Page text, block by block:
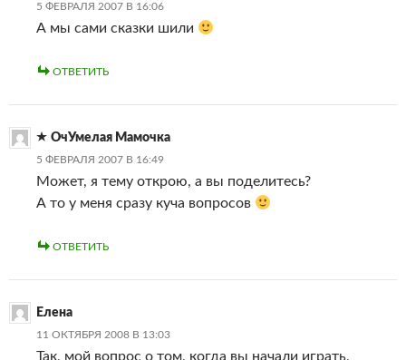
5 ФЕВРАЛЯ 2007 В 16:06
А мы сами сказки шили
ОТВЕТИТЬ
ОчУмелая Мамочка
5 ФЕВРАЛЯ 2007 В 16:49
Может, я тему открою, а вы поделитесь?
А то у меня сразу куча вопросов
ОТВЕТИТЬ
Елена
11 ОКТЯБРЯ 2008 В 13:03
Так, мой вопрос о том, когда вы начали играть,